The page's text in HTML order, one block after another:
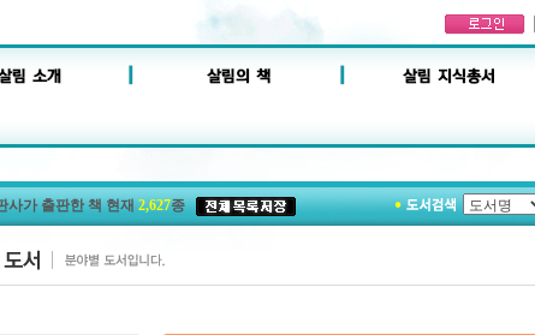
사가 출판한 책 현재2,627종